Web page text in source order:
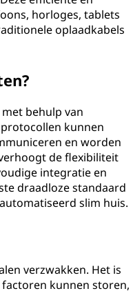
horloges, tablets
oplaadkabels
behulp van
kunnen
en worden
de flexibiliteit
integratie en
draadloze standaard
slim huis.
verzwakken. Het is
kunnen storen,